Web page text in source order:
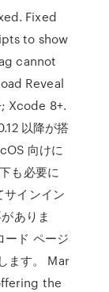
Fixed
to show
cannot
Reveal
Xcode 8+.
以降が搭
向けに
も必要に
インイン
ありま
ド ページ
ます。 Mar
the